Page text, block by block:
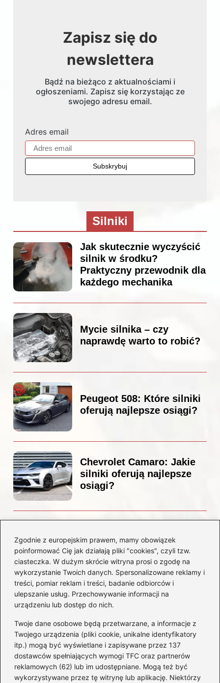
Zgodnie z europejskim prawem, mamy obowiązek
poinformować Cię jak działają pliki "cookies", czyli tzw.
ciasteczka. W dużym skrócie witryna prosi o zgodę na
wykorzystanie Twoich danych. Spersonalizowane reklamy i
treści, pomiar reklam i treści, badanie odbiorców i
ulepszanie usług. Przechowywanie informacji na
urządzeniu lub dostęp do nich.
Twoje dane osobowe będą przetwarzane, a informacje z
Twojego urządzenia (pliki cookie, unikalne identyfikatory
itp.) mogą być wyświetlane i zapisywane przez 137
dostawców spełniających wymogi TFC oraz partnerów
reklamowych (62) lub im udostępniane. Mogą też być
wykorzystywane przez tę witrynę lub aplikację. Niektórzy
Zapisz się do
newslettera
Bądź na bieżąco z aktualnościami i
ogłoszeniami. Zapisz się korzystając ze
swojego adresu email.
Adres email
Silniki
Jak skutecznie wyczyścić
silnik w środku?
Praktyczny przewodnik dla
każdego mechanika
Mycie silnika – czy
naprawdę warto to robić?
Peugeot 508: Które silniki
oferują najlepsze osiągi?
Chevrolet Camaro: Jakie
silniki oferują najlepsze
osiągi?
Odkryj przyczyny i
rozwiązania dla Twojego
silnika
Kategorie
Akumulatory (85)
Benzyna i Diesel (80)
Motocykle(50)
Opony(77)
Prawo jazdy(65)